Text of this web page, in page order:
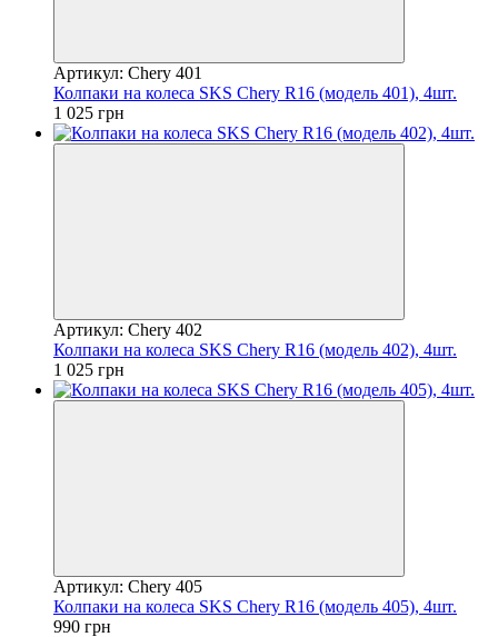
Артикул: Chery 401
Колпаки на колеса SKS Chery R16 (модель 401), 4шт.
1 025 грн
Артикул: Chery 402
Колпаки на колеса SKS Chery R16 (модель 402), 4шт.
1 025 грн
Артикул: Chery 405
Колпаки на колеса SKS Chery R16 (модель 405), 4шт.
990 грн